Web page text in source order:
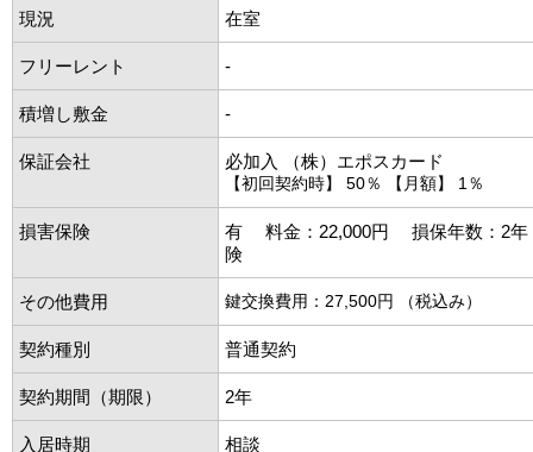
現況 在室
フリーレント -
積増し敷金 -
保証会社 必加入 （株）エポスカード
【初回契約時】 50％ 【月額】 1％
損害保険
有 料金：22,000円 損保年数：2
険
その他費用 鍵交換費用：27,500円 （税込み）
契約種別 普通契約
契約期間（期限） 2年
入居時期 相談